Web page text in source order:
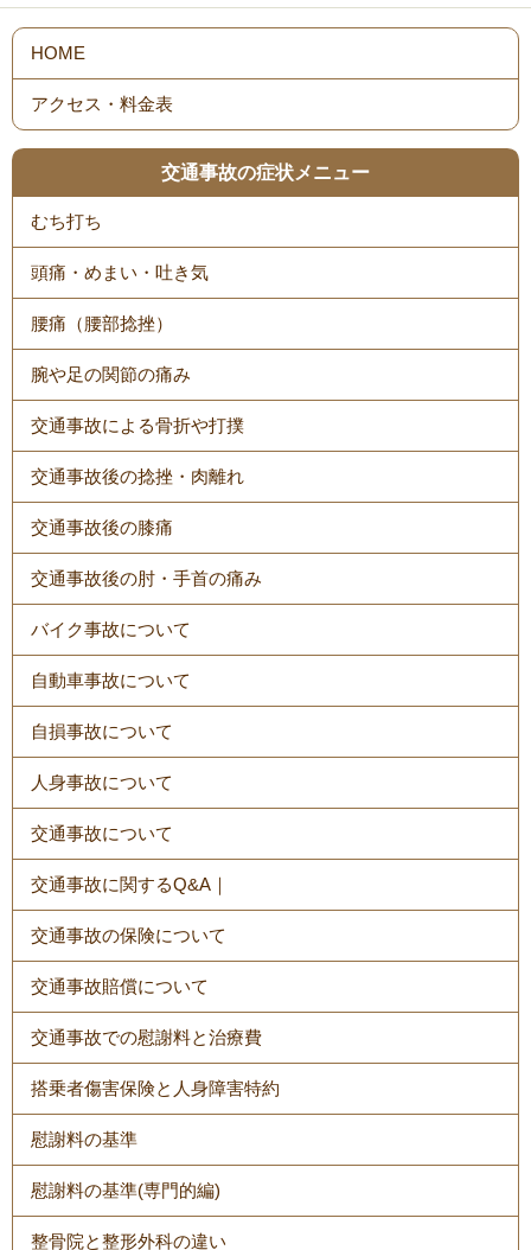
HOME
アクセス・料金表
交通事故の症状メニュー
むち打ち
頭痛・めまい・吐き気
腰痛（腰部捻挫）
腕や足の関節の痛み
交通事故による骨折や打撲
交通事故後の捻挫・肉離れ
交通事故後の膝痛
交通事故後の肘・手首の痛み
バイク事故について
自動車事故について
自損事故について
人身事故について
交通事故について
交通事故に関するQ&A｜
交通事故の保険について
交通事故賠償について
交通事故での慰謝料と治療費
搭乗者傷害保険と人身障害特約
慰謝料の基準
慰謝料の基準(専門的編)
整骨院と整形外科の違い